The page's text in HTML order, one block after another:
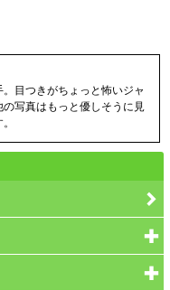
目つきがちょっと怖いジャ
写真はもっと優しそうに見